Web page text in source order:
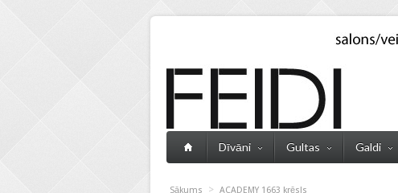
Dīvāni Gultas Galdi
Sākums > ACADEMY 1663 krēsls